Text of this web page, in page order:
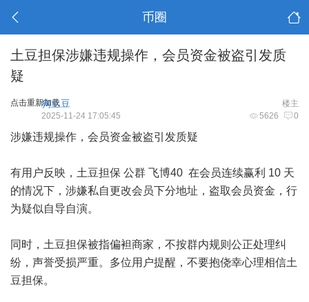
币圈
土豆担保涉嫌违规操作，会员资金被盗引发质
疑
点击重新加载 楼主
狗土豆
5626 0
2025-11-24 17:05:45
涉嫌违规操作，会员资金被盗引发质疑
有用户反映，土豆担保 公群 飞博40 在会员连续赢利 10 天
的情况下，涉嫌私自更改会员下分地址，盗取会员资金，行
为疑似自导自演。
同时，土豆担保被指偏袒商家，不按群内规则公正处理纠
纷，声誉受损严重。多位用户提醒，不要抱侥幸心理相信土
豆担保。